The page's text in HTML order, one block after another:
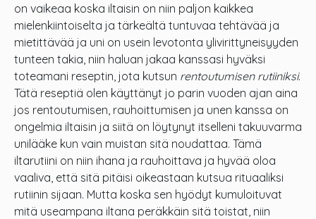
on vaikeaa koska iltaisin on niin paljon kaikkea
mielenkiintoiselta ja tärkeältä tuntuvaa tehtävää ja
mietittävää ja uni on usein levotonta ylivirittyneisyyden
tunteen takia, niin haluan jakaa kanssasi hyväksi
toteamani reseptin, jota kutsun rentoutumisen rutiiniksi.
Tätä reseptiä olen käyttänyt jo parin vuoden ajan aina
jos rentoutumisen, rauhoittumisen ja unen kanssa on
ongelmia iltaisin ja siitä on löytynyt itselleni takuuvarma
unilääke kun vain muistan sitä noudattaa. Tämä
iltarutiini on niin ihana ja rauhoittava ja hyvää oloa
vaaliva, että sitä pitäisi oikeastaan kutsua rituaaliksi
rutiinin sijaan. Mutta koska sen hyödyt kumuloituvat
mitä useampana iltana peräkkäin sitä toistat, niin